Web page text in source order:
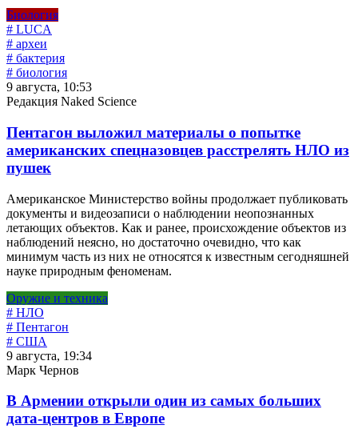
Биология
# LUCA
# археи
# бактерия
# биология
9 августа, 10:53
Редакция Naked Science
Пентагон выложил материалы о попытке
американских спецназовцев расстрелять НЛО из
пушек
Американское Министерство войны продолжает публиковать
документы и видеозаписи о наблюдении неопознанных
летающих объектов. Как и ранее, происхождение объектов из
наблюдений неясно, но достаточно очевидно, что как
минимум часть из них не относятся к известным сегодняшней
науке природным феноменам.
Оружие и техника
# НЛО
# Пентагон
# США
9 августа, 19:34
Марк Чернов
В Армении открыли один из самых больших
дата-центров в Европе